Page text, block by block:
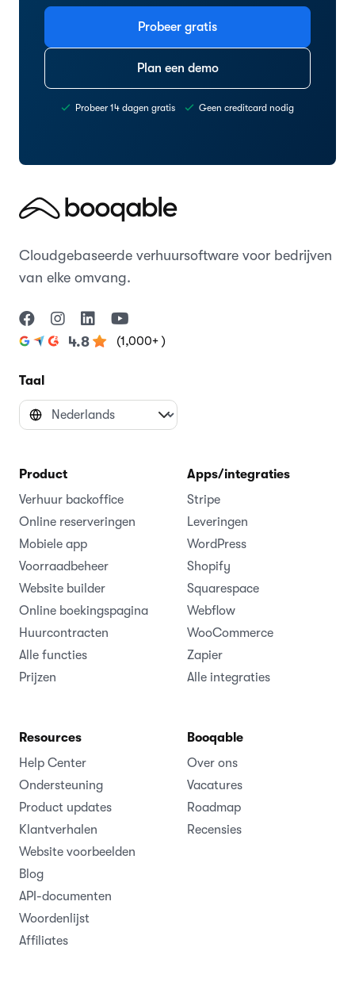
Probeer gratis
Plan een demo
Probeer 14 dagen gratis Geen creditcard nodig
Cloudgebaseerde verhuursoftware voor bedrijven
van elke omvang.
4.8 (1,000+ )
Taal
Product
Verhuur backoffice
Online reserveringen
Mobiele app
Voorraadbeheer
Website builder
Online boekingspagina
Huurcontracten
Alle functies
Prijzen
Apps/integraties
Stripe
Leveringen
WordPress
Shopify
Squarespace
Webflow
WooCommerce
Zapier
Alle integraties
Resources
Help Center
Ondersteuning
Product updates
Klantverhalen
Website voorbeelden
Blog
API-documenten
Woordenlijst
Affiliates
Booqable
Over ons
Vacatures
Roadmap
Recensies